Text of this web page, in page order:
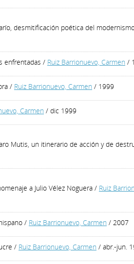
desmitificación poética del
enfrentadas / Ruiz Barrionuevo, Carmen /
/ Ruiz Barrionuevo, Carmen / 1999
Carmen / dic 1999
Mutis, un itinerario de acción y de
a Julio Vélez Noguera / Ruiz
/ Ruiz Barrionuevo, Carmen / 2007
/ Ruiz Barrionuevo, Carmen / abr.-jun.